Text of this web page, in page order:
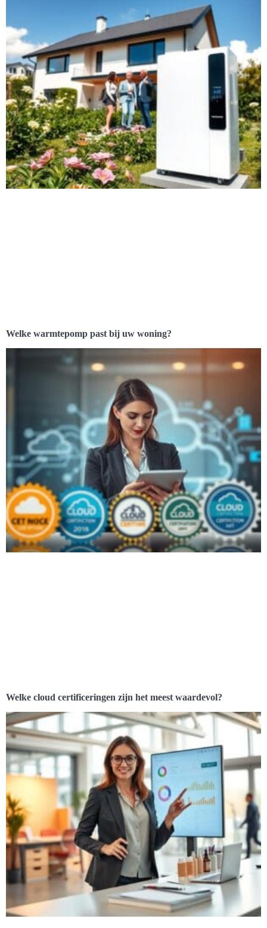
Welke warmtepomp past bij uw woning?
Welke cloud certificeringen zijn het meest waardevol?